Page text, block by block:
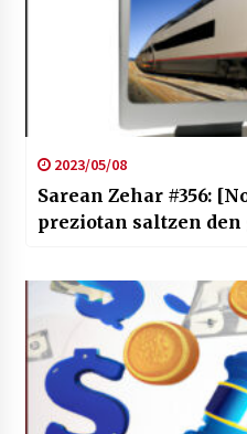
2023/05/08
Sarean Zehar #356:
preziotan saltzen